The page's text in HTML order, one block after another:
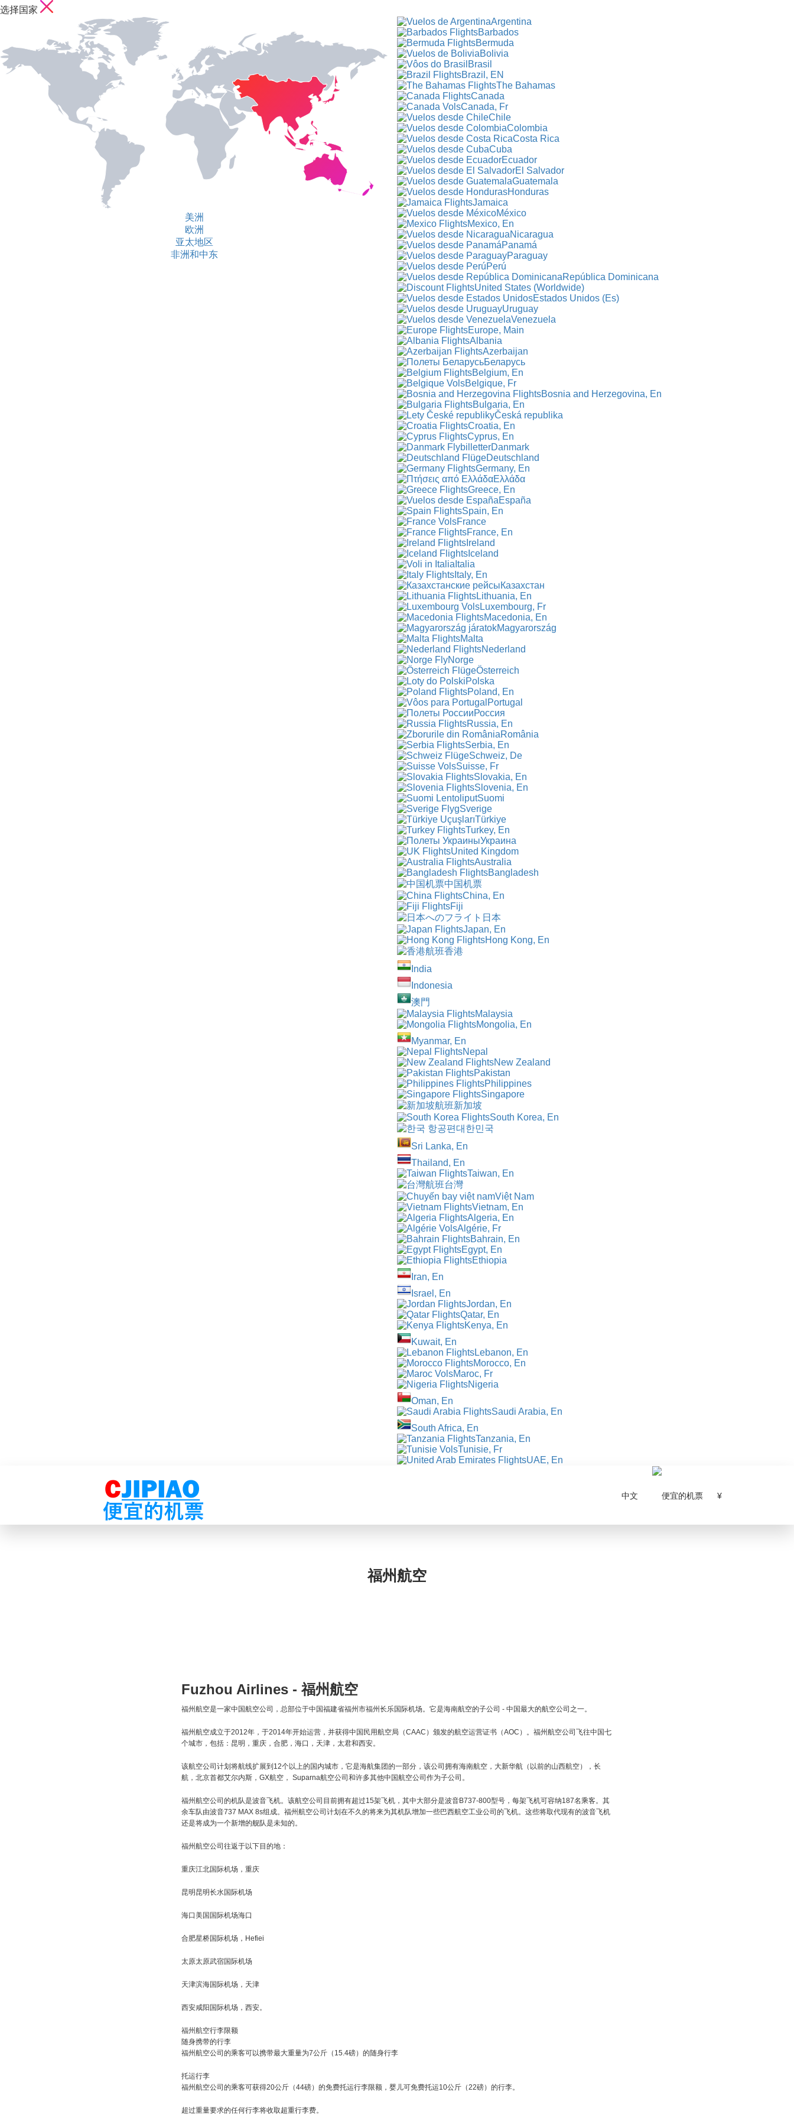
选择国家
美洲
欧洲
亚太地区
非洲和中东
Argentina
Barbados
Bermuda
Bolivia
Brasil
Brazil, EN
The Bahamas
Canada
Canada, Fr
Chile
Colombia
Costa Rica
Cuba
Ecuador
El Salvador
Guatemala
Honduras
Jamaica
México
Mexico, En
Nicaragua
Panamá
Paraguay
Perú
República Dominicana
United States (Worldwide)
Estados Unidos (Es)
Uruguay
Venezuela
Europe, Main
Albania
Azerbaijan
Беларусь
Belgium, En
Belgique, Fr
Bosnia and Herzegovina, En
Bulgaria, En
Česká republika
Croatia, En
Cyprus, En
Danmark
Deutschland
Germany, En
Ελλάδα
Greece, En
España
Spain, En
France
France, En
Ireland
Iceland
Italia
Italy, En
Казахстан
Lithuania, En
Luxembourg, Fr
Macedonia, En
Magyarország
Malta
Nederland
Norge
Österreich
Polska
Poland, En
Portugal
Россия
Russia, En
România
Serbia, En
Schweiz, De
Suisse, Fr
Slovakia, En
Slovenia, En
Suomi
Sverige
Türkiye
Turkey, En
Украина
United Kingdom
Australia
Bangladesh
中国机票
China, En
Fiji
日本
Japan, En
Hong Kong, En
香港
India
Indonesia
澳門
Malaysia
Mongolia, En
Myanmar, En
Nepal
New Zealand
Pakistan
Philippines
Singapore
新加坡
South Korea, En
대한민국
Sri Lanka, En
Thailand, En
Taiwan, En
台灣
Việt Nam
Vietnam, En
Algeria, En
Algérie, Fr
Bahrain, En
Egypt, En
Ethiopia
Iran, En
Israel, En
Jordan, En
Qatar, En
Kenya, En
Kuwait, En
Lebanon, En
Morocco, En
Maroc, Fr
Nigeria
Oman, En
Saudi Arabia, En
South Africa, En
Tanzania, En
Tunisie, Fr
UAE, En
中文 ¥‎
福州航空
Fuzhou Airlines - 福州航空
福州航空是一家中国航空公司，总部位于中国福建省福州市福州长乐国际机场。它是海南航空的子公司 - 中国最大的航空公司之一。
福州航空成立于2012年，于2014年开始运营，并获得中国民用航空局（CAAC）颁发的航空运营证书（AOC）。福州航空公司飞往中国七
个城市，包括：昆明，重庆，合肥，海口，天津，太君和西安。
该航空公司计划将航线扩展到12个以上的国内城市，它是海航集团的一部分，该公司拥有海南航空，大新华航（以前的山西航空），长
航，北京首都艾尔内斯，GX航空， Suparna航空公司和许多其他中国航空公司作为子公司。
福州航空公司的机队是波音飞机。该航空公司目前拥有超过15架飞机，其中大部分是波音B737-800型号，每架飞机可容纳187名乘客。其
余车队由波音737 MAX 8s组成。福州航空公司计划在不久的将来为其机队增加一些巴西航空工业公司的飞机。这些将取代现有的波音飞机
还是将成为一个新增的舰队是未知的。
福州航空公司往返于以下目的地：
重庆江北国际机场，重庆
昆明昆明长水国际机场
海口美国国际机场海口
合肥星桥国际机场，Hefiei
太原太原武宿国际机场
天津滨海国际机场，天津
西安咸阳国际机场，西安。
福州航空行李限额
随身携带的行李
福州航空公司的乘客可以携带最大重量为7公斤（15.4磅）的随身行李
托运行李
福州航空公司的乘客可获得20公斤（44磅）的免费托运行李限额，婴儿可免费托运10公斤（22磅）的行李。
超过重量要求的任何行李将收取超重行李费。